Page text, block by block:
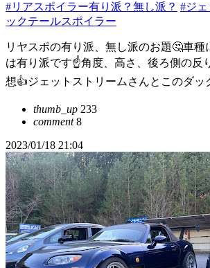
#リアスポイラー有り派？無し派？ #ジ
ックテールスポイラー
リヤスポの有り派、無し派のお題🤔車種
は有り派です☝️角度、高さ、後ろ側の反
想👍ジェットストリームさんとこのダッ
thumb_up 233
comment8
2023/01/18 21:04